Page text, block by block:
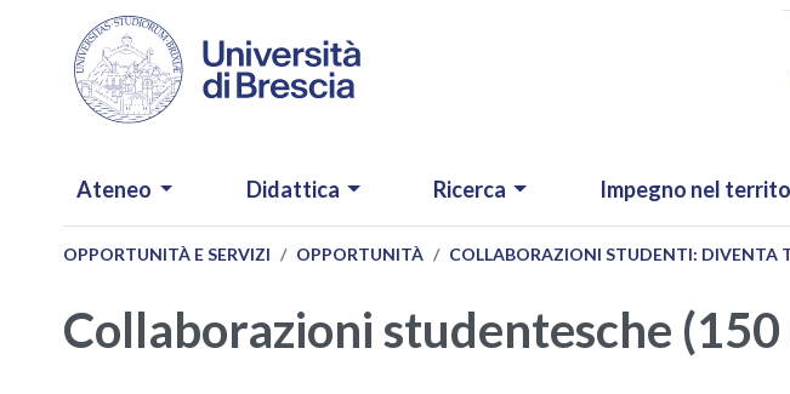
Salta al contenuto principale
NAVIGAZIONE PRINCIPALE
Ateneo Didattica Ricerca Impegno nel
OPPORTUNITÀ E SERVIZI OPPORTUNITÀ COLLABORAZIONI STUDENTI: DIVENTA
Collaborazioni studentesche (150